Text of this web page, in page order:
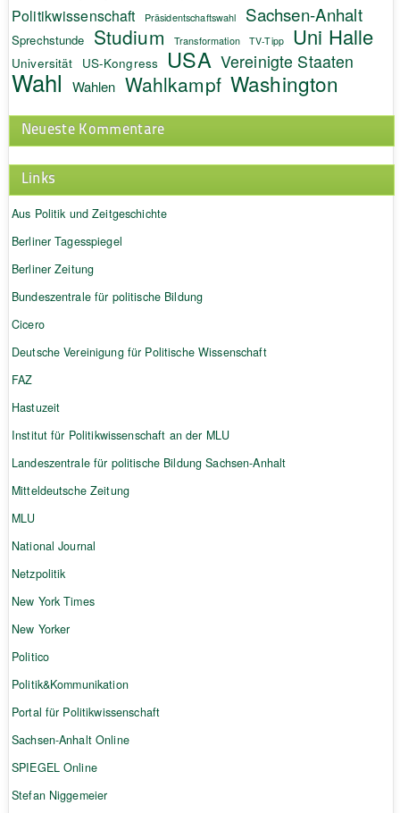
Politikwissenschaft Präsidentschaftswahl Sachsen-Anhalt
Sprechstunde Studium Transformation TV-Tipp Uni Halle
Universität US-Kongress USA Vereinigte Staaten
Wahl Wahlen Wahlkampf Washington
Neueste Kommentare
Links
Aus Politik und Zeitgeschichte
Berliner Tagesspiegel
Berliner Zeitung
Bundeszentrale für politische Bildung
Cicero
Deutsche Vereinigung für Politische Wissenschaft
FAZ
Hastuzeit
Institut für Politikwissenschaft an der MLU
Landeszentrale für politische Bildung Sachsen-Anhalt
Mitteldeutsche Zeitung
MLU
National Journal
Netzpolitik
New York Times
New Yorker
Politico
Politik&Kommunikation
Portal für Politikwissenschaft
Sachsen-Anhalt Online
SPIEGEL Online
Stefan Niggemeier